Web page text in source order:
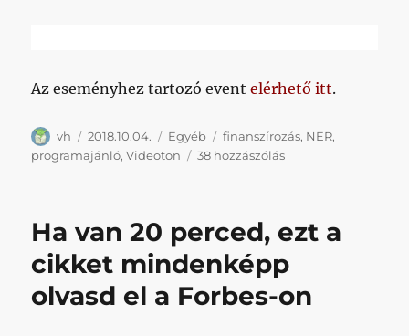
Az eseményhez tartozó eventelérhető itt.
Szerző
vh Közzétéve
2018.10.04. Kategória
Egyéb Címke
finanszírozás, NER,
programajánló,Videoton 38 hozzászólásHa
esti
Videoton,
és
ami
Ha van 20 perced, ezt a
cikket mindenképp
olvasd el a Forbes-on